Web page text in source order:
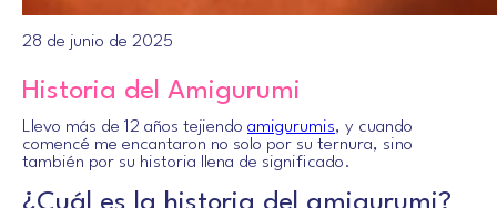
28 de junio de 2025
Historia del Amigurumi
Llevo más de 12 años tejiendo amigurumis, y cuando
comencé me encantaron no solo por su ternura, sino
también por su historia llena de significado.